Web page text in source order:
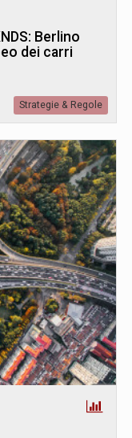
Berlino
dei carri
Strategie & Regole